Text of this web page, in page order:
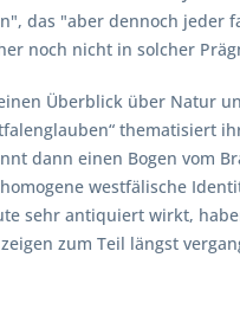
das "aber dennoch jeder
noch nicht in solcher
Überblick über Natur
thematisiert
dann einen Bogen vom
westfälische
sehr antiquiert wirkt,
zum Teil längst